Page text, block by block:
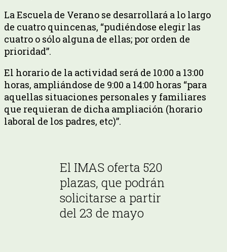
La Escuela de Verano se desarrollará a lo largo
de cuatro quincenas, “pudiéndose elegir las
cuatro o sólo alguna de ellas; por orden de
prioridad”.
El horario de la actividad será de 10:00 a 13:00
horas, ampliándose de 9:00 a 14:00 horas “para
aquellas situaciones personales y familiares
que requieran de dicha ampliación (horario
laboral de los padres, etc)”.
El IMAS oferta 520
plazas, que podrán
solicitarse a partir
del 23 de mayo